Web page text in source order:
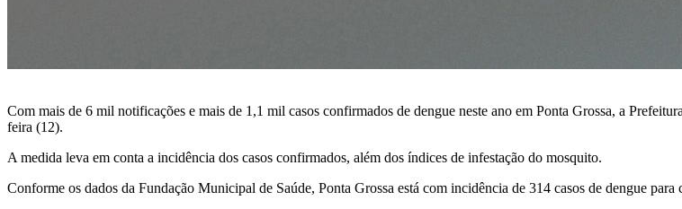
Com mais de 6 mil notificações e mais de 1,1 mil casos confirmados de dengue neste ano em Ponta Grossa, a
feira (12).
A medida leva em conta a incidência dos casos confirmados, além dos índices de infestação do mosquito.
Conforme os dados da Fundação Municipal de Saúde, Ponta Grossa está com incidência de 314 casos de dengue para